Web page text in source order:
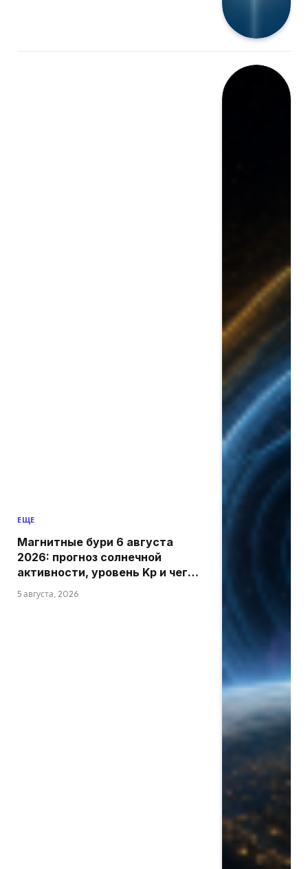
ЕЩЕ
Магнитные бури 6 августа
2026: прогноз солнечной
активности, уровень Kp и чего
5 августа, 2026